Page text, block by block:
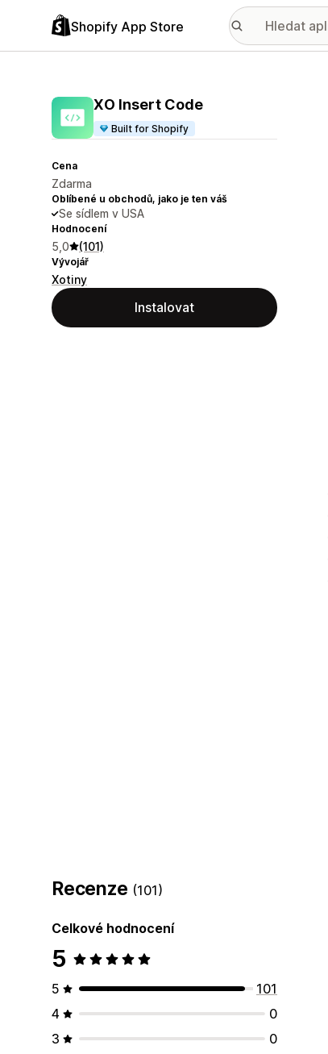
Shopify App Store
XO Insert Code
Built for Shopify
Cena
Zdarma
Oblíbené u obchodů, jako je ten váš
Se sídlem v USA
Hodnocení
5,0 (101)
Vývojář
Xotiny
Instalovat
Recenze (101)
Celkové hodnocení
5
5
101
4
0
3
0